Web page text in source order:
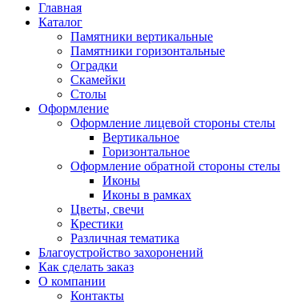
Главная
Каталог
Памятники вертикальные
Памятники горизонтальные
Оградки
Скамейки
Столы
Оформление
Оформление лицевой стороны стелы
Вертикальное
Горизонтальное
Оформление обратной стороны стелы
Иконы
Иконы в рамках
Цветы, свечи
Крестики
Различная тематика
Благоустройство захоронений
Как сделать заказ
О компании
Контакты